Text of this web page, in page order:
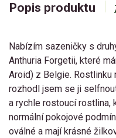
Popis produktu
Nabízím sazeničky s
Anthuria Forgetii, které
Aroid) z Belgie. Rostlinku
rozhodl jsem se ji
a rychle rostoucí rostlina,
normální pokojové
oválné a mají krásné